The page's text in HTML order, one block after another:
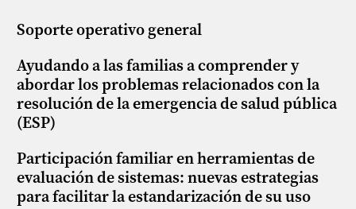
Soporte operativo general
Ayudando a las familias a comprender y
abordar los problemas relacionados con la
resolución de la emergencia de salud pública
(ESP)
Participación familiar en herramientas de
evaluación de sistemas: nuevas estrategias
para facilitar la estandarización de su uso